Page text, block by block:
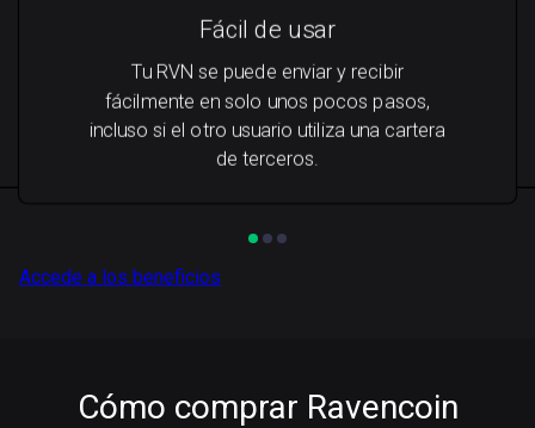
Fácil de usar
Tu RVN se puede enviar y recibir
fácilmente en solo unos pocos pasos,
incluso si el otro usuario utiliza una cartera
de terceros.
Accede a los beneficios
Cómo comprar Ravencoin